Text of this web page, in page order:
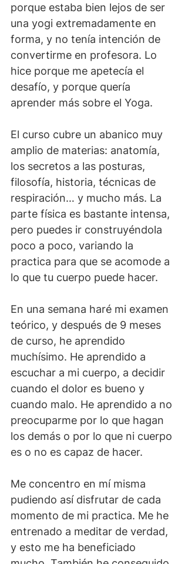
porque estaba bien lejos de ser
una yogi extremadamente en
forma, y no tenía intención de
convertirme en profesora. Lo
hice porque me apetecía el
desafío, y porque quería
aprender más sobre el Yoga.
El curso cubre un abanico muy
amplio de materias: anatomía,
los secretos a las posturas,
filosofía, historia, técnicas de
respiración… y mucho más. La
parte física es bastante intensa,
pero puedes ir construyéndola
poco a poco, variando la
practica para que se acomode a
lo que tu cuerpo puede hacer.
En una semana haré mi examen
teórico, y después de 9 meses
de curso, he aprendido
muchísimo. He aprendido a
escuchar a mi cuerpo, a decidir
cuando el dolor es bueno y
cuando malo. He aprendido a no
preocuparme por lo que hagan
los demás o por lo que ni cuerpo
es o no es capaz de hacer.
Me concentro en mí misma
pudiendo así disfrutar de cada
momento de mi practica. Me he
entrenado a meditar de verdad,
y esto me ha beneficiado